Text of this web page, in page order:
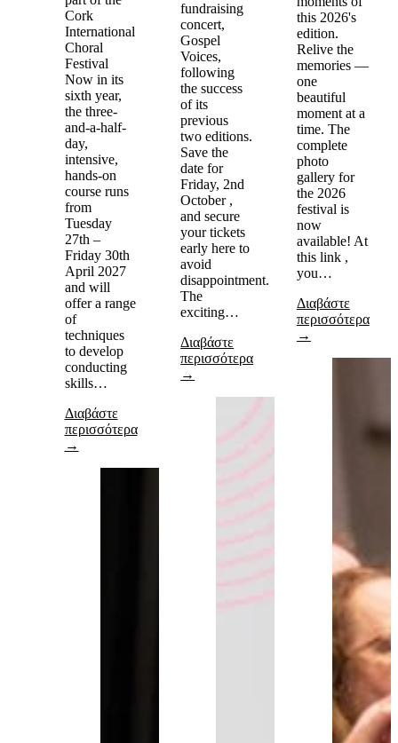
Cork
International
Choral
Festival
Now in its
sixth year,
the three-
and-a-half-
day,
intensive,
hands-on
course runs
from
Tuesday
27th –
Friday 30th
April 2027
and will
offer a range
of
techniques
to develop
conducting
skills…
Διαβάστε
περισσότερα
→
fundraising
concert,
Gospel
Voices,
following
the success
of its
previous
two editions.
Save the
date for
Friday, 2nd
October ,
and secure
your tickets
early here to
avoid
disappointment.
The
exciting…
Διαβάστε
περισσότερα
→
this 2026's
edition.
Relive the
memories —
one
beautiful
moment at a
time. The
complete
photo
gallery for
the 2026
festival is
now
available! At
this link ,
you…
Διαβάστε
περισσότερα
→